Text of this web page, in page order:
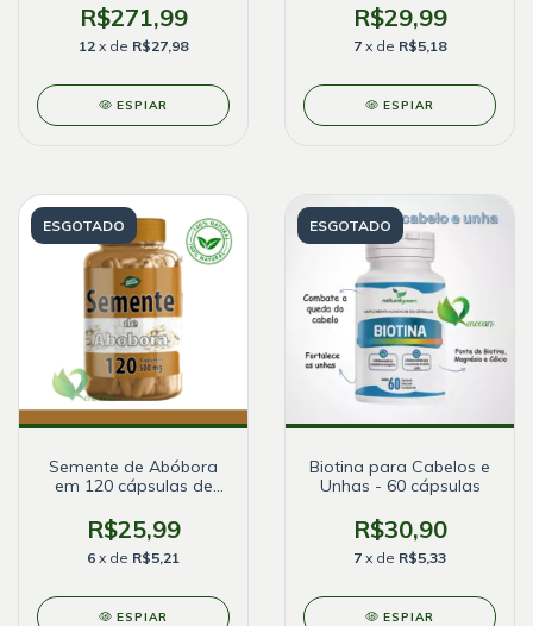
500mg
R$271,99
12 x de R$27,98
ESPIAR
R$29,99
7 x de R$5,18
ESPIAR
ESGOTADO
Semente de Abóbora
em 120 cápsulas de
R$25,99
6 x de R$5,21
ESPIAR
ESGOTADO
Biotina para Cabelos e
Unhas - 60 cápsulas
R$30,90
7 x de R$5,33
ESPIAR